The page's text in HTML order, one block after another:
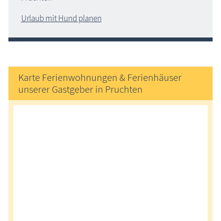
Urlaub mit Hund planen
Karte Ferienwohnungen & Ferienhäuser
unserer Gastgeber in Pruchten